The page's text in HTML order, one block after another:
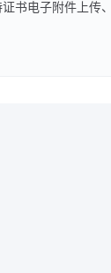
书电子附件上